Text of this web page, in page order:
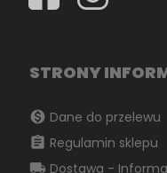
STRONY
monetization_on Dane do przelewu
assignment Regulamin sklepu
local_shipping Dostawa -